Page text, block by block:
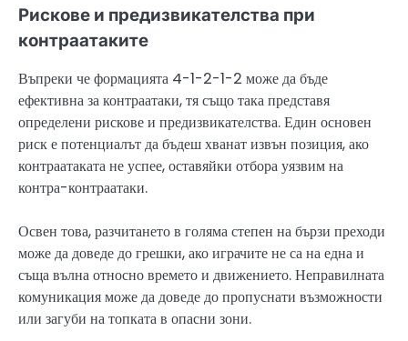
Рискове и предизвикателства при
контраатаките
Въпреки че формацията 4-1-2-1-2 може да бъде
ефективна за контраатаки, тя също така представя
определени рискове и предизвикателства. Един основен
риск е потенциалът да бъдеш хванат извън позиция, ако
контраатаката не успее, оставяйки отбора уязвим на
контра-контраатаки.
Освен това, разчитането в голяма степен на бързи преходи
може да доведе до грешки, ако играчите не са на една и
съща вълна относно времето и движението. Неправилната
комуникация може да доведе до пропуснати възможности
или загуби на топката в опасни зони.